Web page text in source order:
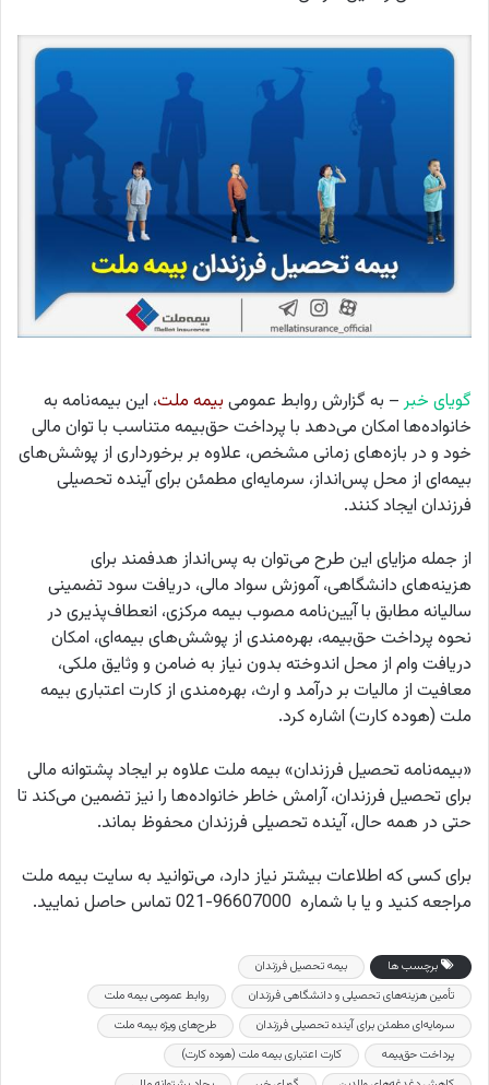
گویای خبر– به گزارش روابط عمومی بیمه ملت، این بیمه‌نامه به
خانواده‌ها امکان می‌دهد با پرداخت حق‌بیمه متناسب با توان مالی
خود و در بازه‌های زمانی مشخص، علاوه بر برخورداری از پوشش‌های
بیمه‌ای از محل پس‌انداز، سرمایه‌ای مطمئن برای آینده تحصیلی
فرزندان ایجاد کنند.
از جمله مزایای این طرح می‌توان به پس‌انداز هدفمند برای
هزینه‌های دانشگاهی، آموزش سواد مالی، دریافت سود تضمینی
سالیانه مطابق با آیین‌نامه مصوب بیمه مرکزی، انعطاف‌پذیری در
نحوه پرداخت حق‌بیمه، بهره‌مندی از پوشش‌های بیمه‌ای، امکان
دریافت وام از محل اندوخته بدون نیاز به ضامن و وثایق ملکی،
معافیت از مالیات بر درآمد و ارث، بهره‌مندی از کارت اعتباری بیمه
ملت (هوده کارت) اشاره کرد.
«بیمه‌نامه تحصیل فرزندان» بیمه ملت علاوه بر ایجاد پشتوانه مالی
برای تحصیل فرزندان، آرامش خاطر خانواده‌ها را نیز تضمین می‌کند تا
حتی در همه حال، آینده تحصیلی فرزندان محفوظ بماند.
برای کسی که اطلاعات بیشتر نیاز دارد، می‌توانید به سایت بیمه ملت
مراجعه کنید و یا با شماره 96607000-021 تماس حاصل نمایید.
برچسب ها
بیمه تحصیل فرزندان
تأمین هزینه‌های تحصیلی و دانشگاهی فرزندان
روابط عمومی بیمه ملت
سرمایه‌ای مطمئن برای آینده تحصیلی فرزندان
طرح‌های ویژه بیمه ملت
پرداخت حق‌بیمه
کارت اعتباری بیمه ملت (هوده کارت)